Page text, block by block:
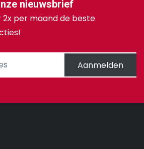
nieuwsbrief
per maand de beste
Aanmelden